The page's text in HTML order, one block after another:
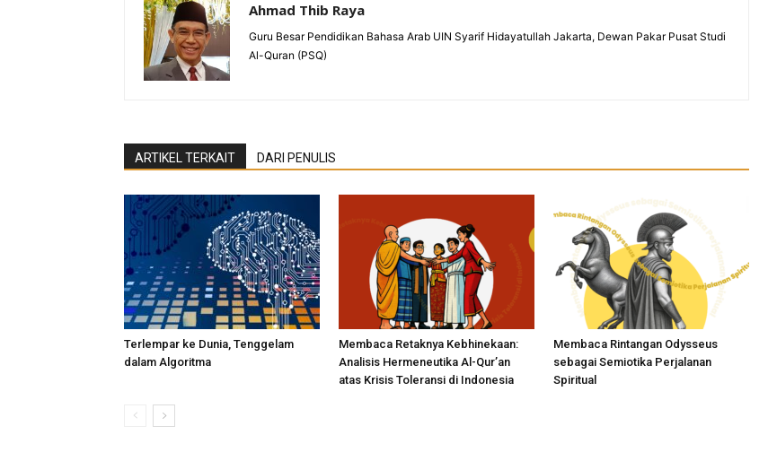
Ahmad Thib Raya
Guru Besar Pendidikan Bahasa Arab UIN Syarif Hidayatullah Jakarta, Dewan Pakar Pusat Studi
Al-Quran (PSQ)
ARTIKEL TERKAIT DARI PENULIS
Terlempar ke Dunia, Tenggelam
dalam Algoritma
Membaca Retaknya Kebhinekaan:
Analisis Hermeneutika Al-Qur’an
atas Krisis Toleransi di Indonesia
Membaca Rintangan Odysseus
sebagai Semiotika Perjalanan
Spiritual